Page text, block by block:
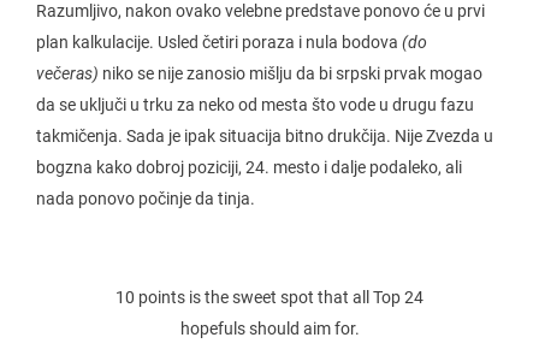
Razumljivo, nakon ovako velebne predstave ponovo će u prvi
plan kalkulacije. Usled četiri poraza i nula bodova (do
večeras) niko se nije zanosio mišlju da bi srpski prvak mogao
da se uključi u trku za neko od mesta što vode u drugu fazu
takmičenja. Sada je ipak situacija bitno drukčija. Nije Zvezda u
bogzna kako dobroj poziciji, 24. mesto i dalje podaleko, ali
nada ponovo počinje da tinja.
10 points is the sweet spot that all Top 24
hopefuls should aim for.